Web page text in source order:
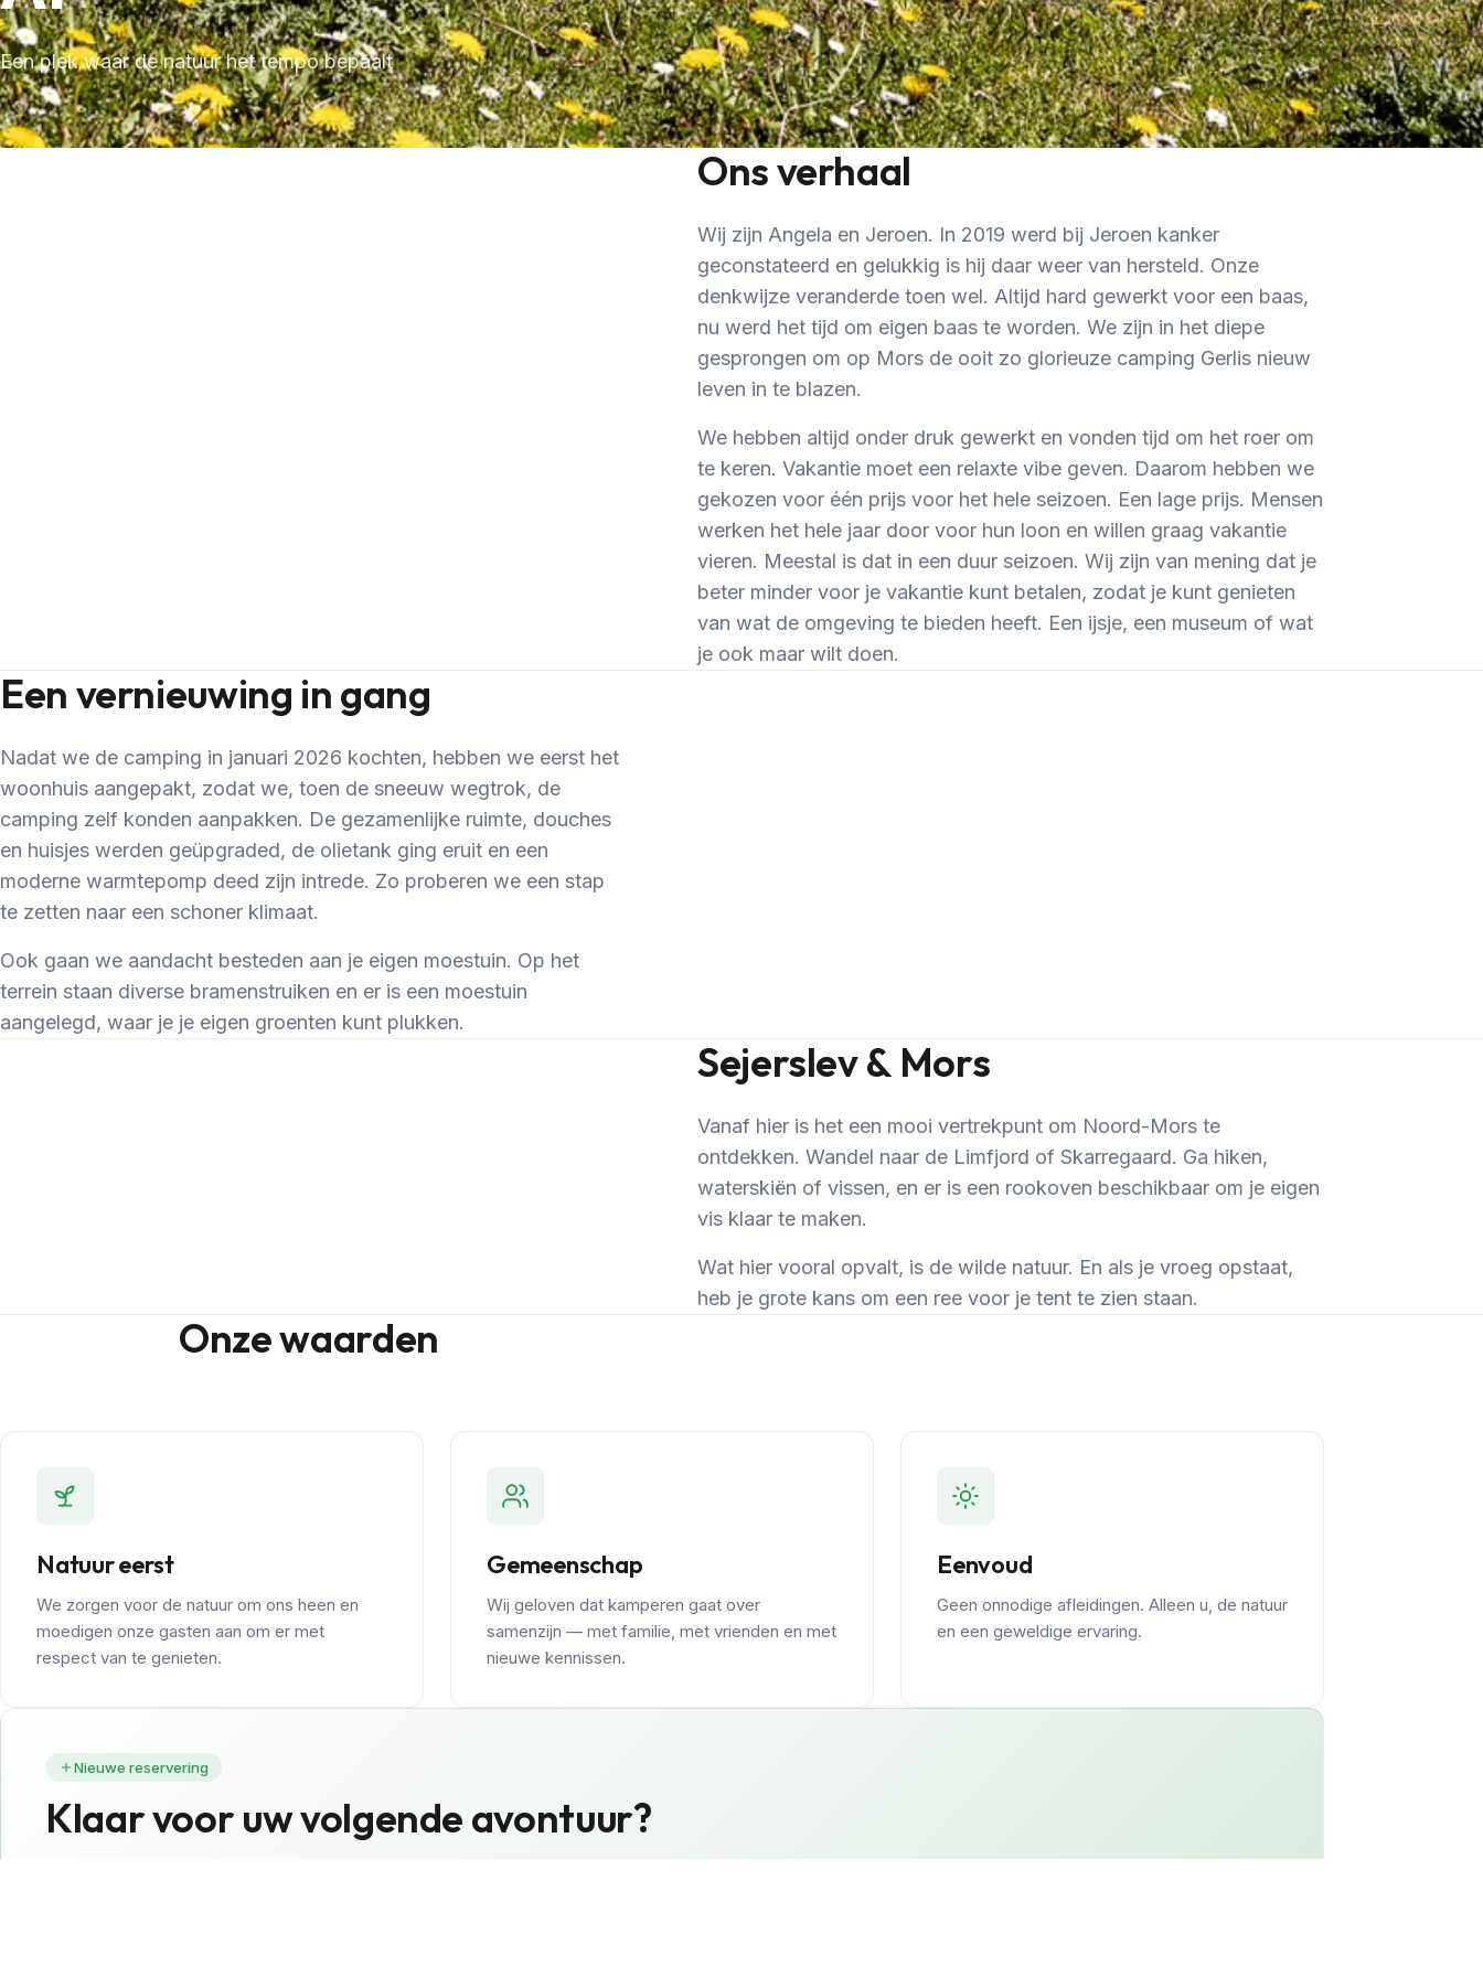
Een plek waar de natuur het tempo bepaalt
Ons verhaal
Wij zijn Angela en Jeroen. In 2019 werd bij Jeroen kanker
geconstateerd en gelukkig is hij daar weer van hersteld. Onze
denkwijze veranderde toen wel. Altijd hard gewerkt voor een baas,
nu werd het tijd om eigen baas te worden. We zijn in het diepe
gesprongen om op Mors de ooit zo glorieuze camping Gerlis nieuw
leven in te blazen.
We hebben altijd onder druk gewerkt en vonden tijd om het roer om
te keren. Vakantie moet een relaxte vibe geven. Daarom hebben we
gekozen voor één prijs voor het hele seizoen. Een lage prijs. Mensen
werken het hele jaar door voor hun loon en willen graag vakantie
vieren. Meestal is dat in een duur seizoen. Wij zijn van mening dat je
beter minder voor je vakantie kunt betalen, zodat je kunt genieten
van wat de omgeving te bieden heeft. Een ijsje, een museum of wat
je ook maar wilt doen.
Een vernieuwing in gang
Nadat we de camping in januari 2026 kochten, hebben we eerst het
woonhuis aangepakt, zodat we, toen de sneeuw wegtrok, de
camping zelf konden aanpakken. De gezamenlijke ruimte, douches
en huisjes werden geüpgraded, de olietank ging eruit en een
moderne warmtepomp deed zijn intrede. Zo proberen we een stap
te zetten naar een schoner klimaat.
Ook gaan we aandacht besteden aan je eigen moestuin. Op het
terrein staan diverse bramenstruiken en er is een moestuin
aangelegd, waar je je eigen groenten kunt plukken.
Sejerslev & Mors
Vanaf hier is het een mooi vertrekpunt om Noord-Mors te
ontdekken. Wandel naar de Limfjord of Skarregaard. Ga hiken,
waterskiën of vissen, en er is een rookoven beschikbaar om je eigen
vis klaar te maken.
Wat hier vooral opvalt, is de wilde natuur. En als je vroeg opstaat,
heb je grote kans om een ree voor je tent te zien staan.
Onze waarden
Natuur eerst
We zorgen voor de natuur om ons heen en
moedigen onze gasten aan om er met
respect van te genieten.
Gemeenschap
Wij geloven dat kamperen gaat over
samenzijn — met familie, met vrienden en met
nieuwe kennissen.
Eenvoud
Geen onnodige afleidingen. Alleen u, de natuur
en een geweldige ervaring.
Nieuwe reservering
Klaar voor uw volgende avontuur?